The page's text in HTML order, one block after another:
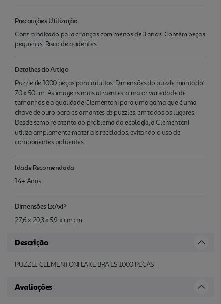
Precauções Utilização
Contraindicado para crianças com menos de 3 anos. Contém peças
pequenas. Risco de acidentes.
Detalhes do Artigo
Puzzle de 1000 peças para adultos. Dimensões do puzzle montado:
70 x 50 cm. As imagens mais atraentes, a maior variedade de
tamanhos e a qualidade Clementoni para uma gama que é uma
chave de ouro para os amantes de puzzles, em todos os lugares.
Desde semp re atenta ao problema da ecologia, a Clementoni
utiliza amplamente materiais reciclados, evitando o uso de
componentes poluentes.
Idade Recomendada
14+ Anos
Dimensões LxAxP
27,6 x 20,3 x 5,9 x cm cm
Descrição
PUZZLE CLEMENTONI LAKE BRAIES 1000 PEÇAS
Avaliações